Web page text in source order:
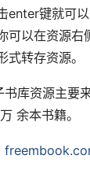
enter键就可
可以在资源右
转存资源。
库资源主要
余本书籍。